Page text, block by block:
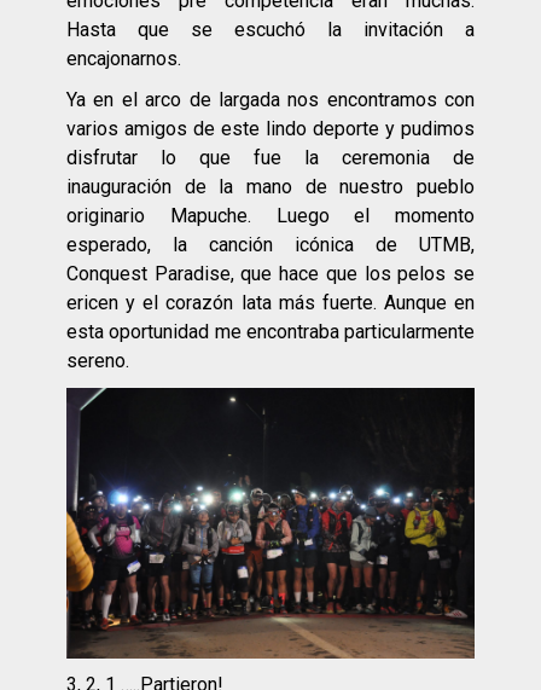
Hasta que se escuchó la invitación a
encajonarnos.
Ya en el arco de largada nos encontramos con
varios amigos de este lindo deporte y pudimos
disfrutar lo que fue la ceremonia de
inauguración de la mano de nuestro pueblo
originario Mapuche. Luego el momento
esperado, la canción icónica de UTMB,
Conquest Paradise, que hace que los pelos se
ericen y el corazón lata más fuerte. Aunque en
esta oportunidad me encontraba particularmente
sereno.
3, 2, 1 …..Partieron!